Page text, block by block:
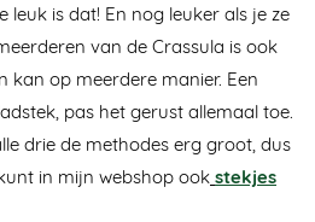
leuk is dat! En nog leuker als je ze
van de Crassula is ook
kan op meerdere manier. Een
pas het gerust allemaal toe.
drie de methodes erg groot, dus
in mijn webshop ook stekjes